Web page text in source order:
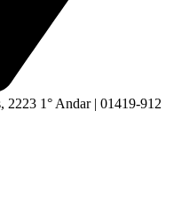
2223 1° Andar | 01419-912